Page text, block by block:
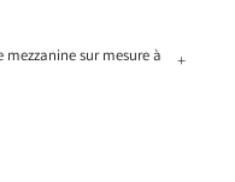
sur mesure à
+